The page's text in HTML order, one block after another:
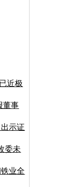
近极
董事
示证
委未
业全